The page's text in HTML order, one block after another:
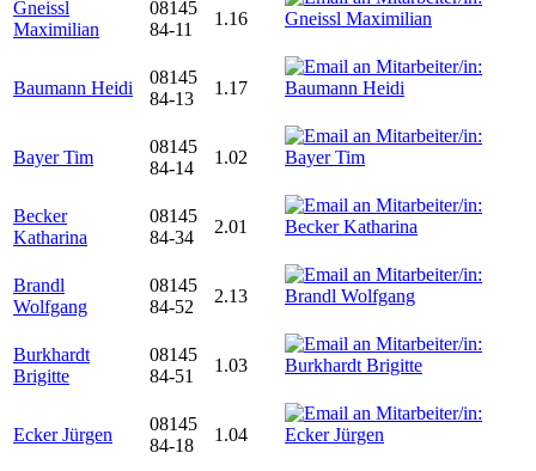
Gneissl
Maximilian
08145
84-11
1.16
Baumann Heidi
08145
84-13
1.17
Bayer Tim
08145
84-14
1.02
Becker
Katharina
08145
84-34
2.01
Brandl
Wolfgang
08145
84-52
2.13
Burkhardt
Brigitte
08145
84-51
1.03
Ecker Jürgen
08145
84-18
1.04